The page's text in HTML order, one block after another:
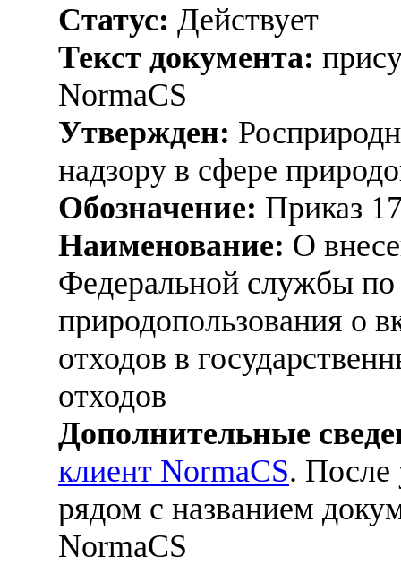
Статус: Действует
Текст документа:
NormaCS
Утвержден:
надзору в сфере
Обозначение: Приказ
Наименование: О
Федеральной службы по
природопользования о
отходов в
отходов
Дополнительные
клиент NormaCS. После
рядом с названием
NormaCS